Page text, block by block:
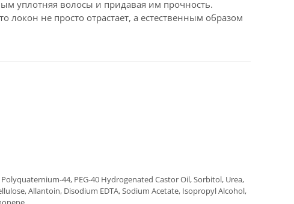
уплотняя волосы и придавая им прочность.
локон не просто отрастает, а естественным образом
44, PEG-40 Hydrogenated Castor Oil, Sorbitol, Urea,
Allantoin, Disodium EDTA, Sodium Acetate, Isopropyl Alcohol,